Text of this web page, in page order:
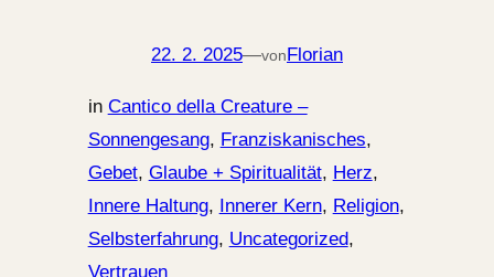
22. 2. 2025—von Florian
in Cantico della Creature –
Sonnengesang, Franziskanisches
Gebet, Glaube + Spiritualität, Herz
Innere Haltung, Innerer Kern, Religion
Selbsterfahrung, Uncategorized
Vertrauen